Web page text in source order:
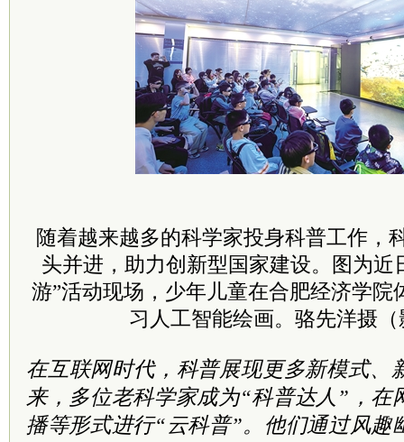
随着越来越多的科学家投身科普工作，
头并进，助力创新型国家建设。图为近
游”活动现场，少年儿童在合肥经济学院
习人工智能绘画。骆先洋摄
在互联网时代，科普展现更多新模式、
来，多位老科学家成为“科普达人”，在
播等形式进行“云科普”。他们通过风趣